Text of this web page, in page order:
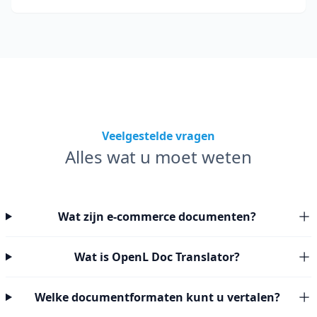
Veelgestelde vragen
Alles wat u moet weten
Wat zijn e-commerce documenten?
Wat is OpenL Doc Translator?
Welke documentformaten kunt u vertalen?